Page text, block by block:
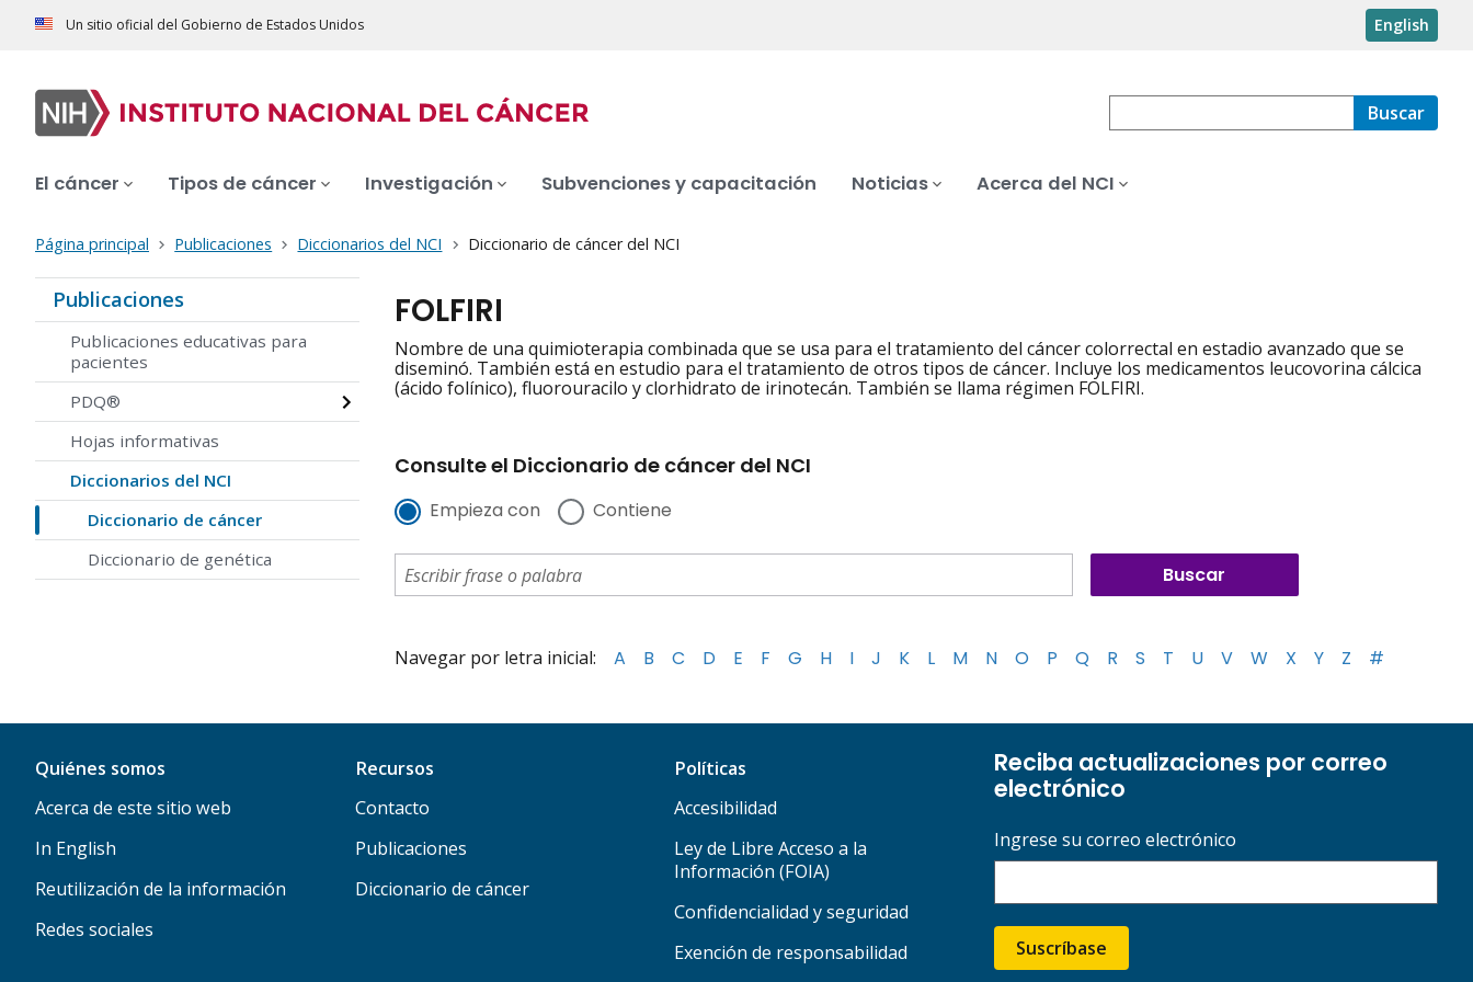
Un sitio oficial del Gobierno de Estados Unidos English
Buscar
El cáncer Tipos de cáncer Investigación Subvenciones y capacitación Noticias Acerca del NCI
Página principal Publicaciones Diccionarios del NCI Diccionario de cáncer del NCI
Publicaciones
Publicaciones educativas para
pacientes
PDQ®
Hojas informativas
Diccionarios del NCI
Diccionario de cáncer
Diccionario de genética
FOLFIRI
Nombre de una quimioterapia combinada que se usa para el tratamiento del cáncer colorrectal en estadio avanzado que se
diseminó. También está en estudio para el tratamiento de otros tipos de cáncer. Incluye los medicamentos leucovorina cálcica
(ácido folínico), fluorouracilo y clorhidrato de irinotecán. También se llama régimen FOLFIRI.
Consulte el Diccionario de cáncer del NCI
Empieza con Contiene
Navegar por letra inicial: A B C D E F G H I J K L M N O P Q R S T U V W X Y Z #
Quiénes somos
Acerca de este sitio web
In English
Reutilización de la información
Redes sociales
Recursos
Contacto
Publicaciones
Diccionario de cáncer
Políticas
Accesibilidad
Ley de Libre Acceso a la
Información (FOIA)
Confidencialidad y seguridad
Exención de responsabilidad
Reciba actualizaciones por correo
electrónico
Ingrese su correo electrónico
Suscríbase